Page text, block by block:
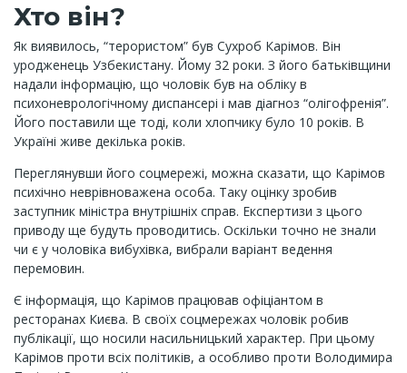
Хто він?
Як виявилось, “терористом” був Сухроб Карімов. Він
уродженець Узбекистану. Йому 32 роки. З його батьківщини
надали інформацію, що чоловік був на обліку в
психоневрологічному диспансері і мав діагноз “олігофренія”.
Його поставили ще тоді, коли хлопчику було 10 років. В
Україні живе декілька років.
Переглянувши його соцмережі, можна сказати, що Карімов
психічно неврівноважена особа. Таку оцінку зробив
заступник міністра внутрішніх справ. Експертизи з цього
приводу ще будуть проводитись. Оскільки точно не знали
чи є у чоловіка вибухівка, вибрали варіант ведення
перемовин.
Є інформація, що Карімов працював офіціантом в
ресторанах Києва. В своїх соцмережах чоловік робив
публікації, що носили насильницький характер. При цьому
Карімов проти всіх політиків, а особливо проти Володимира